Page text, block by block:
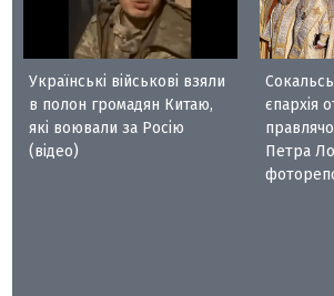
Українські військові взяли
в полон громадян Китаю,
які воювали за Росію
(відео)
єпархія
Петра